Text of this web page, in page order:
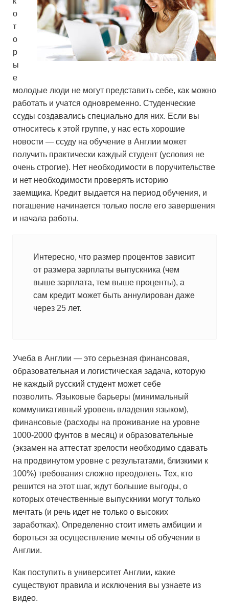
о
т
о
р
ы
е
молодые люди не могут представить себе, как можно
работать и учатся одновременно. Студенческие
ссуды создавались специально для них. Если вы
относитесь к этой группе, у нас есть хорошие
новости — ссуду на обучение в Англии может
получить практически каждый студент (условия не
очень строгие). Нет необходимости в поручительстве
и нет необходимости проверять историю
заемщика. Кредит выдается на период обучения, и
погашение начинается только после его завершения
и начала работы.
Интересно, что размер процентов зависит
от размера зарплаты выпускника (чем
выше зарплата, тем выше проценты), а
сам кредит может быть аннулирован даже
через 25 лет.
Учеба в Англии — это серьезная финансовая,
образовательная и логистическая задача, которую
не каждый русский студент может себе
позволить. Языковые барьеры (минимальный
коммуникативный уровень владения языком),
финансовые (расходы на проживание на уровне
1000-2000 фунтов в месяц) и образовательные
(экзамен на аттестат зрелости необходимо сдавать
на продвинутом уровне с результатами, близкими к
100%) требования сложно преодолеть. Тех, кто
решится на этот шаг, ждут большие выгоды, о
которых отечественные выпускники могут только
мечтать (и речь идет не только о высоких
заработках). Определенно стоит иметь амбиции и
бороться за осуществление мечты об обучении в
Англии.
Как поступить в университет Англии, какие
существуют правила и исключения вы узнаете из
видео.